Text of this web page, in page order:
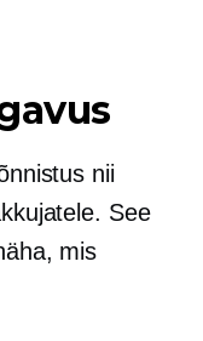
nii
See
mis